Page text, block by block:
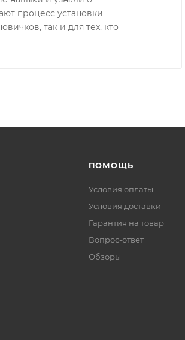
процесс установки
так и для тех, кто
ПОМОЩЬ
Условия оплаты
Условия доставки
Гарантия на товар
Вопрос-ответ
Обзоры